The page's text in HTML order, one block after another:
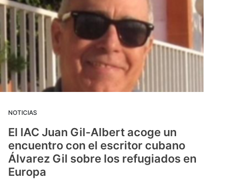
NOTICIAS
El IAC Juan Gil-Albert acoge un
encuentro con el escritor cubano
Álvarez Gil sobre los refugiados en
Europa